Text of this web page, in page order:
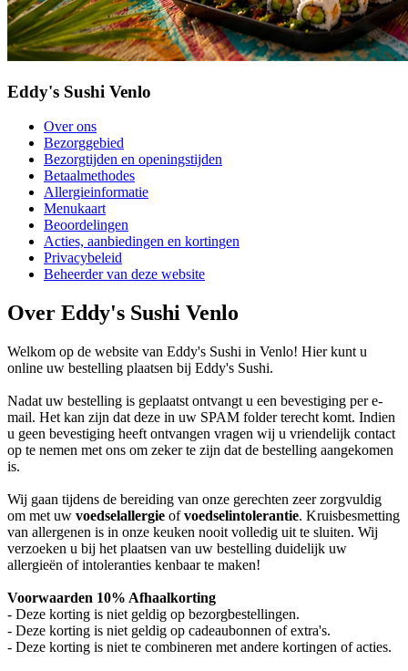
Eddy's Sushi Venlo
Over ons
Bezorggebied
Bezorgtijden en openingstijden
Betaalmethodes
Allergieinformatie
Menukaart
Beoordelingen
Acties, aanbiedingen en kortingen
Privacybeleid
Beheerder van deze website
Over Eddy's Sushi Venlo
Welkom op de website van Eddy's Sushi in Venlo! Hier kunt u
online uw bestelling plaatsen bij Eddy's Sushi.
Nadat uw bestelling is geplaatst ontvangt u een bevestiging per e-
mail. Het kan zijn dat deze in uw SPAM folder terecht komt. Indien
u geen bevestiging heeft ontvangen vragen wij u vriendelijk contact
op te nemen met ons om zeker te zijn dat de bestelling aangekomen
is.
Wij gaan tijdens de bereiding van onze gerechten zeer zorgvuldig
om met uw voedselallergie ofvoedselintolerantie. Kruisbesmetting
van allergenen is in onze keuken nooit volledig uit te sluiten. Wij
verzoeken u bij het plaatsen van uw bestelling duidelijk uw
allergieën of intoleranties kenbaar te maken!
Voorwaarden 10% Afhaalkorting
- Deze korting is niet geldig op bezorgbestellingen.
- Deze korting is niet geldig op cadeaubonnen of extra's.
- Deze korting is niet te combineren met andere kortingen of acties.